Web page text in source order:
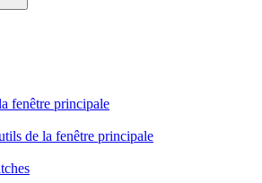
fenêtre principale
de la fenêtre principale